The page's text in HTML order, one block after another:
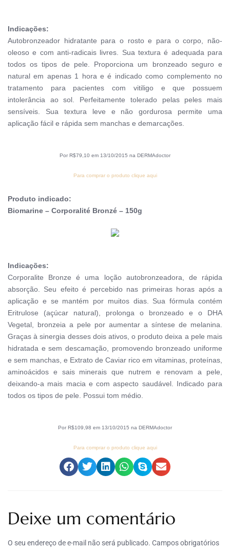
Indicações:
Autobronzeador hidratante para o rosto e para o corpo, não-
oleoso e com anti-radicais livres. Sua textura é adequada para
todos os tipos de pele. Proporciona um bronzeado seguro e
natural em apenas 1 hora e é indicado como complemento no
tratamento para pacientes com vitiligo e que possuem
intolerância ao sol. Perfeitamente tolerado pelas peles mais
sensíveis. Sua textura leve e não gordurosa permite uma
aplicação fácil e rápida sem manchas e demarcações.
Por R$79,10 em 13/10/2015 na DERMAdoctor
Para comprar o produto clique aqui
Produto indicado:
Biomarine – Corporalité Bronzé – 150g
Indicações:
Corporalite Bronze é uma loção autobronzeadora, de rápida
absorção. Seu efeito é percebido nas primeiras horas após a
aplicação e se mantém por muitos dias. Sua fórmula contém
Eritrulose (açúcar natural), prolonga o bronzeado e o DHA
Vegetal, bronzeia a pele por aumentar a síntese de melanina.
Graças à sinergia desses dois ativos, o produto deixa a pele mais
hidratada e sem descamação, promovendo bronzeado uniforme
e sem manchas, e Extrato de Caviar rico em vitaminas, proteínas,
aminoácidos e sais minerais que nutrem e renovam a pele,
deixando-a mais macia e com aspecto saudável. Indicado para
todos os tipos de pele. Possui tom médio.
Por R$109,98 em 13/10/2015 na DERMAdoctor
Para comprar o produto clique aqui
Deixe um comentário
O seu endereço de e-mail não será publicado. Campos obrigatórios